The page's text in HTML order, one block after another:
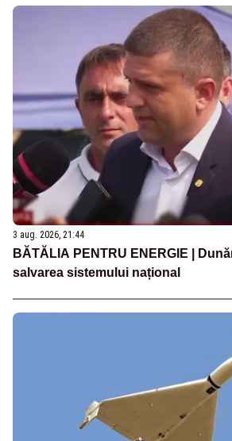
3 aug. 2026, 21:44
BĂTĂLIA PENTRU ENERGIE |
salvarea sistemului național